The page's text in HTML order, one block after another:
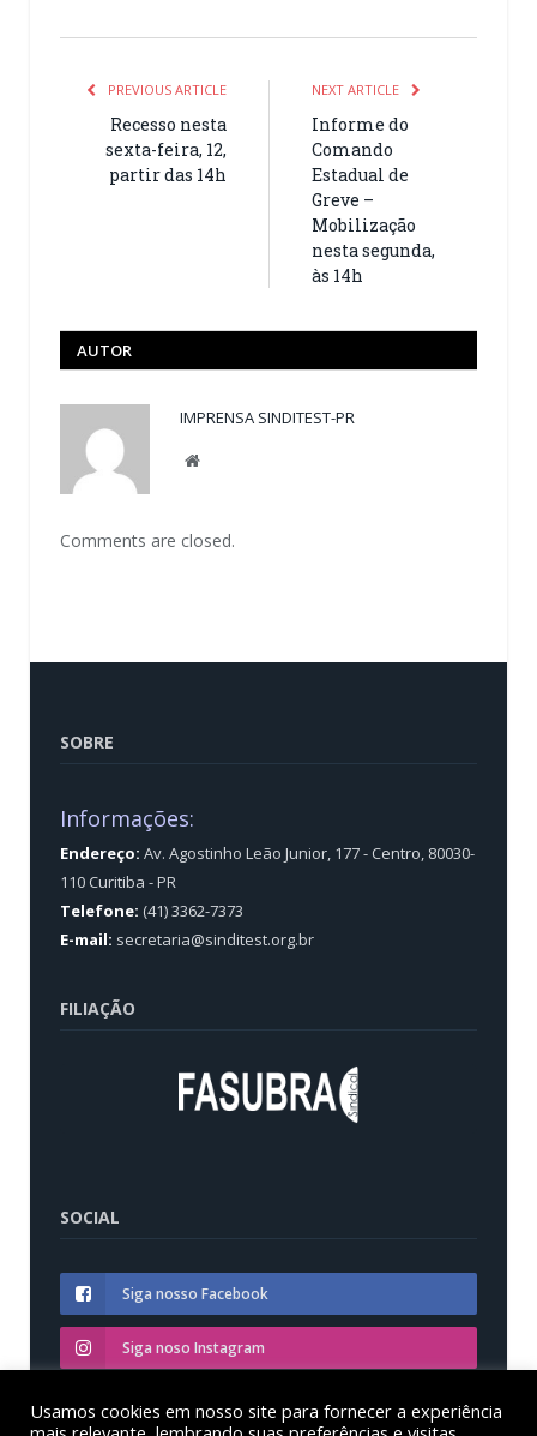
PREVIOUS ARTICLE
Recesso nesta
sexta-feira, 12,
partir das 14h
NEXT ARTICLE
Informe do
Comando
Estadual de
Greve –
Mobilização
nesta segunda,
às 14h
AUTOR
IMPRENSA SINDITEST-PR
Website
Comments are closed.
SOBRE
Informações:
Endereço: Av. Agostinho Leão Junior, 177 - Centro, 80030-
110 Curitiba - PR
Telefone: (41) 3362-7373
E-mail: secretaria@sinditest.org.br
FILIAÇÃO
SOCIAL
Siga nosso Facebook
Siga noso Instagram
Siga nosso YouTube
Usamos cookies em nosso site para fornecer a experiência